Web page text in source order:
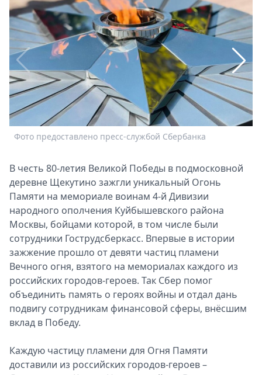
Пресс-
релизы
О
Стримы
Спецпроекты
Звезды
Выборы
2026
Фото предоставлено пресс-службой Сбербанка
В честь 80-летия Великой Победы в подмосковной
деревне Щекутино зажгли уникальный Огонь
Памяти на мемориале воинам 4-й Дивизии
народного ополчения Куйбышевского района
Москвы, бойцами которой, в том числе были
сотрудники Гострудсберкасс. Впервые в истории
зажжение прошло от девяти частиц пламени
Вечного огня, взятого на мемориалах каждого из
российских городов-героев. Так Сбер помог
объединить память о героях войны и отдал дань
подвигу сотрудникам финансовой сферы, внёсшим
вклад в Победу.
Каждую частицу пламени для Огня Памяти
доставили из российских городов-героев –